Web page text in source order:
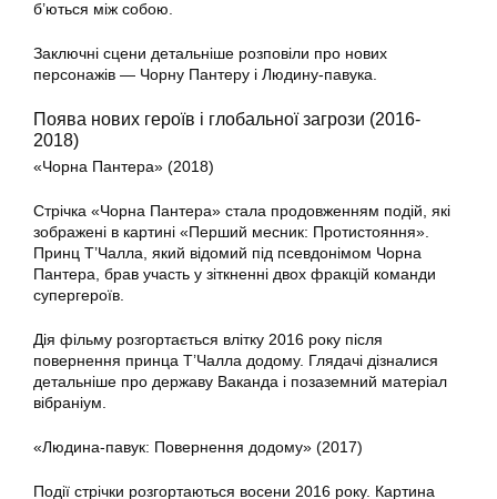
б’ються між собою.
Заключні сцени детальніше розповіли про нових
персонажів — Чорну Пантеру і Людину-павука.
Поява нових героїв і глобальної загрози (2016-
2018)
«Чорна Пантера» (2018)
Стрічка «Чорна Пантера» стала продовженням подій, які
зображені в картині «Перший месник: Протистояння».
Принц Т’Чалла, який відомий під псевдонімом Чорна
Пантера, брав участь у зіткненні двох фракцій команди
супергероїв.
Дія фільму розгортається влітку 2016 року після
повернення принца Т’Чалла додому. Глядачі дізналися
детальніше про державу Ваканда і позаземний матеріал
вібраніум.
«Людина-павук: Повернення додому» (2017)
Події стрічки розгортаються восени 2016 року. Картина